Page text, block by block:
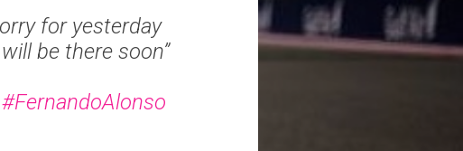
for yesterday
be there soon”
#FernandoAlonso